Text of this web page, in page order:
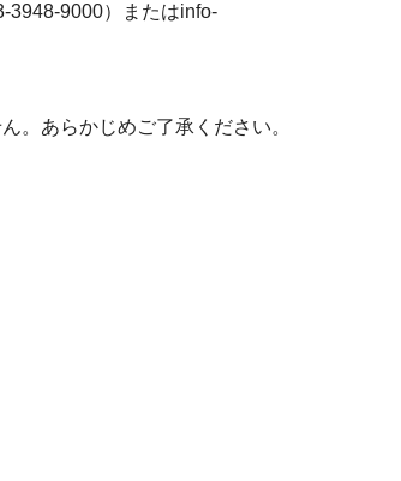
3948-9000）またはinfo-
。あらかじめご了承ください。